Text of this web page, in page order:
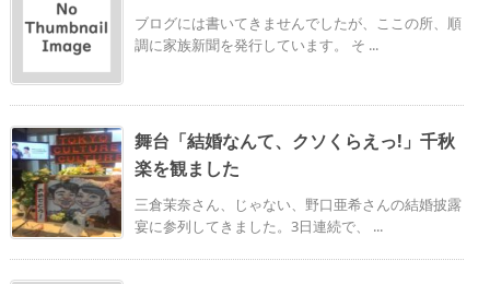
ブログには書いてきませんでしたが、ここの所、順
調に家族新聞を発行しています。 そ ...
舞台「結婚なんて、クソくらえっ!」千秋
楽を観ました
三倉茉奈さん、じゃない、野口亜希さんの結婚披露
宴に参列してきました。3日連続で、 ...